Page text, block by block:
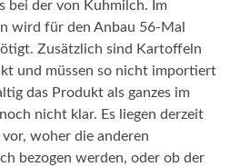
bei der von Kuhmilch. Im
wird für den Anbau 56-Mal
Zusätzlich sind Kartoffeln
und müssen so nicht importiert
das Produkt als ganzes im
nicht klar. Es liegen derzeit
woher die anderen
bezogen werden, oder ob der